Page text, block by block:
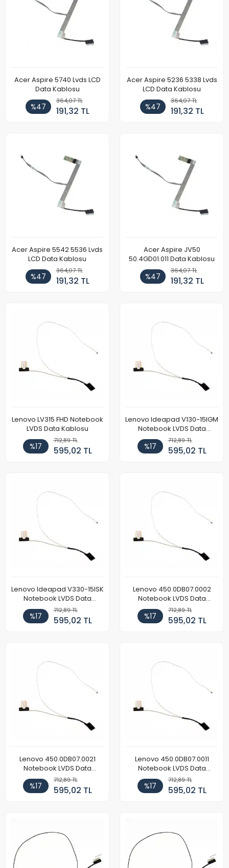
Acer Aspire 5740 Lvds LCD
Data Kablosu
%47
364,07 TL
191,32 TL
Acer Aspire 5236 5338 Lvds
LCD Data Kablosu
%47
364,07 TL
191,32 TL
Acer Aspire 5542 5536 Lvds
LCD Data Kablosu
%47
364,07 TL
191,32 TL
Acer Aspire JV50
50.4GD01.011 Data Kablosu
%47
364,07 TL
191,32 TL
Lenovo LV315 FHD Notebook
LVDS Data Kablosu
%17
712,89 TL
595,02 TL
Lenovo Ideapad V130-15IGM
Notebook LVDS Data
Kablosu
%17
712,89 TL
595,02 TL
Lenovo Ideapad V330-15ISK
Notebook LVDS Data
Kablosu
%17
712,89 TL
595,02 TL
Lenovo 450.0DB07.0002
Notebook LVDS Data
Kablosu
%17
712,89 TL
595,02 TL
Lenovo 450.0DB07.0021
Notebook LVDS Data
Kablosu
%17
712,89 TL
595,02 TL
Lenovo 450.0DB07.0011
Notebook LVDS Data
Kablosu
%17
712,89 TL
595,02 TL